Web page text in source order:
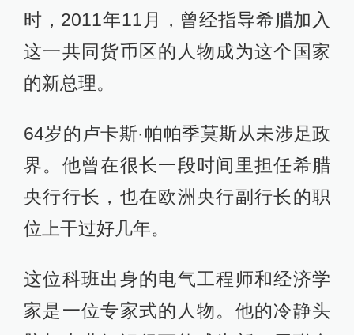
时，2011年11月，曾经指导希腊加入
这一共同货币区的人物成为这个国家
的新总理。
64岁的卢卡斯·帕帕季莫斯从未涉足政
界。他曾在很长一段时间里担任希腊
央行行长，也在欧洲央行副行长的职
位上干过好几年。
这位科班出身的电气工程师和经济学
家是一位专家式的人物。他的冷静头